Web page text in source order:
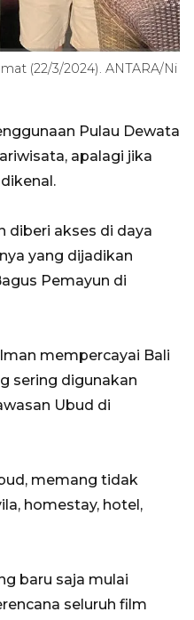
(22/3/2024). ANTARA/Ni
Pulau Dewata
apalagi jika
diberi akses di daya
yang dijadikan
Pemayun di
mempercayai Bali
sering digunakan
Ubud di
memang tidak
homestay, hotel,
baru saja mulai
seluruh film